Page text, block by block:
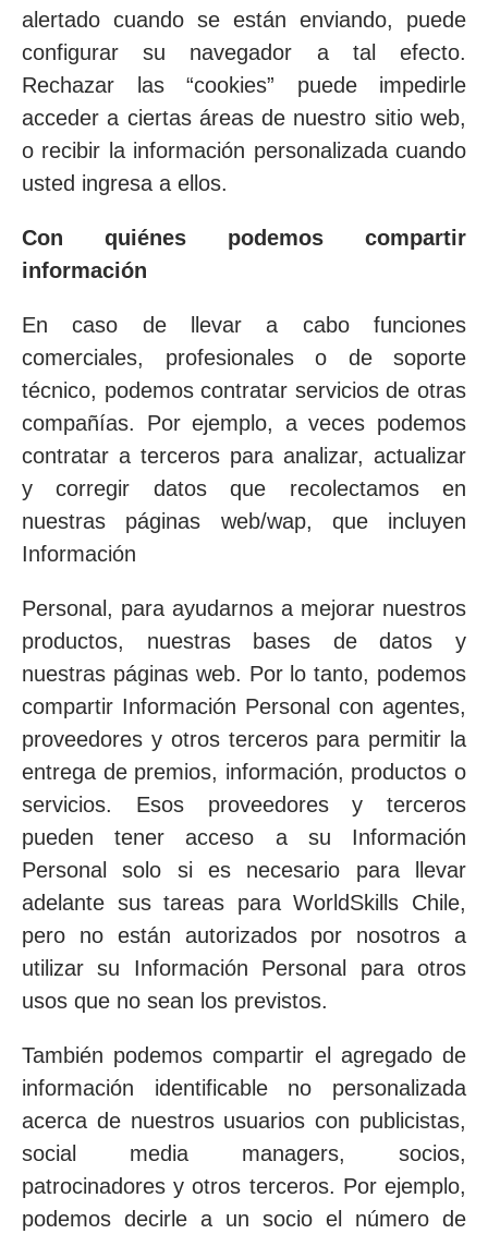
alertado cuando se están enviando, puede
configurar su navegador a tal efecto.
Rechazar las “cookies” puede impedirle
acceder a ciertas áreas de nuestro sitio web,
o recibir la información personalizada cuando
usted ingresa a ellos.
Con quiénes podemos compartir
información
En caso de llevar a cabo funciones
comerciales, profesionales o de soporte
técnico, podemos contratar servicios de otras
compañías. Por ejemplo, a veces podemos
contratar a terceros para analizar, actualizar
y corregir datos que recolectamos en
nuestras páginas web/wap, que incluyen
Información
Personal, para ayudarnos a mejorar nuestros
productos, nuestras bases de datos y
nuestras páginas web. Por lo tanto, podemos
compartir Información Personal con agentes,
proveedores y otros terceros para permitir la
entrega de premios, información, productos o
servicios. Esos proveedores y terceros
pueden tener acceso a su Información
Personal solo si es necesario para llevar
adelante sus tareas para WorldSkills Chile,
pero no están autorizados por nosotros a
utilizar su Información Personal para otros
usos que no sean los previstos.
También podemos compartir el agregado de
información identificable no personalizada
acerca de nuestros usuarios con publicistas,
social media managers, socios,
patrocinadores y otros terceros. Por ejemplo,
podemos decirle a un socio el número de